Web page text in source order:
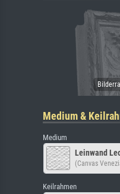
Medium &
Medium
Leinwand
(Canvas
Keilrahmen